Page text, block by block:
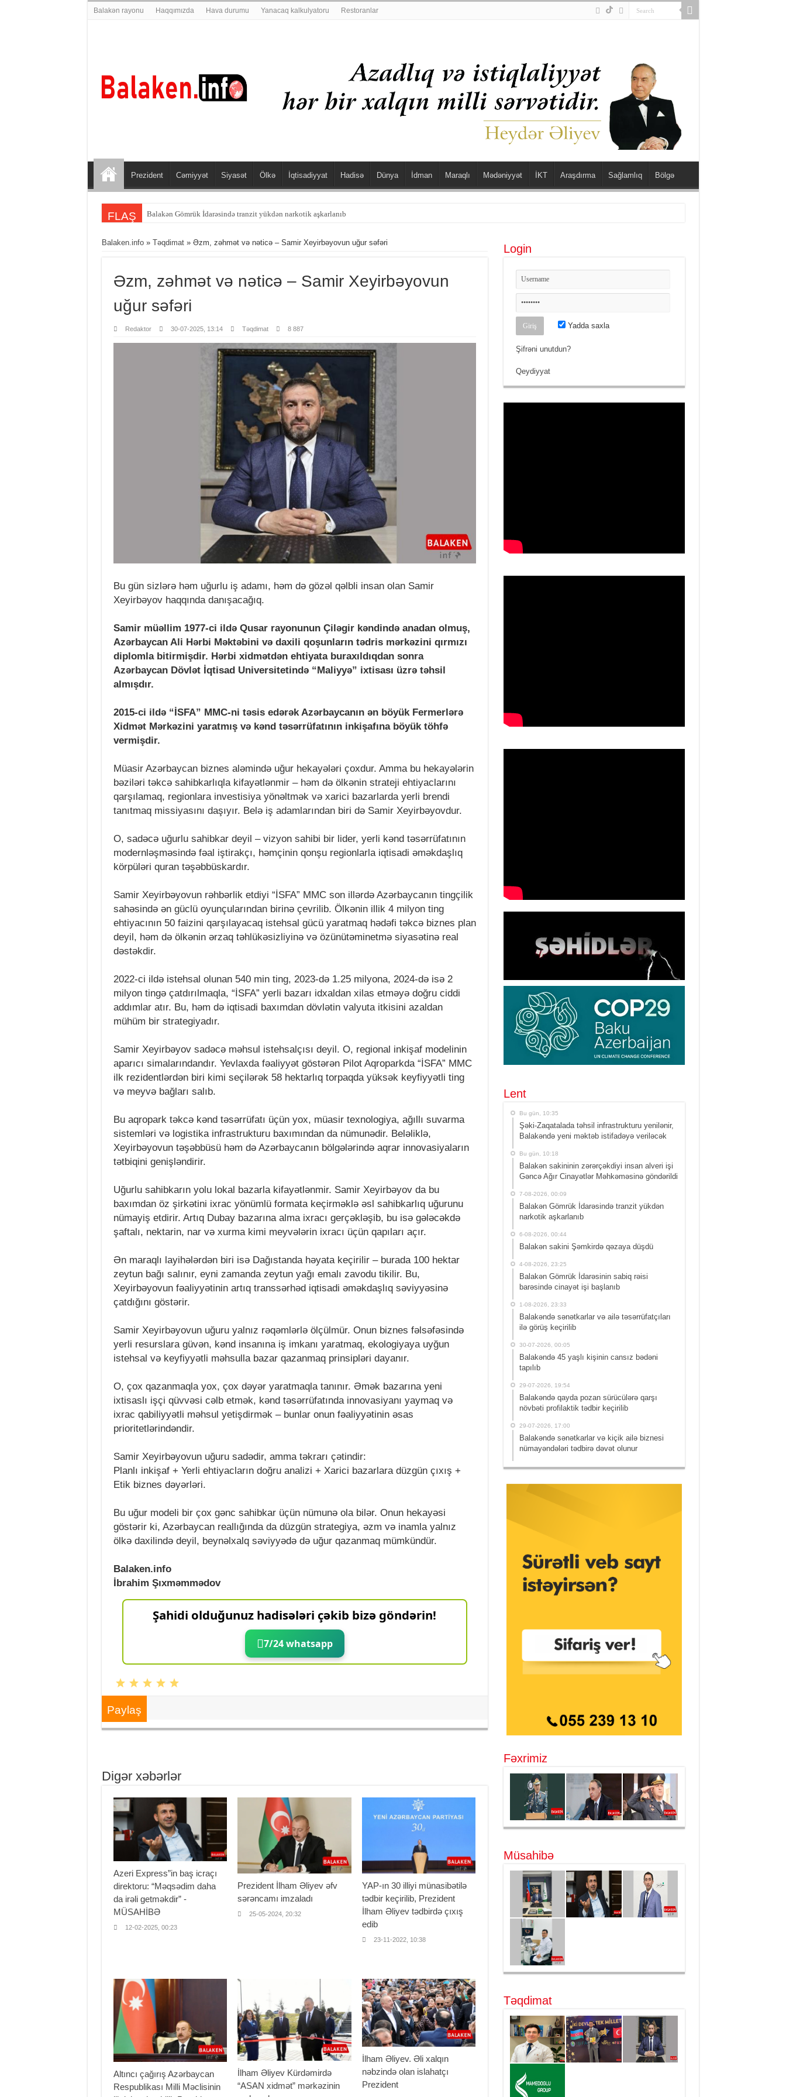
Balakən rayonu Haqqımızda Hava durumu Yanacaq kalkulyatoru Restoranlar
Prezident Cəmiyyət Siyasət Ölkə İqtisadiyyat Hadisə Dünya İdman Maraqlı Mədəniyyət İKT Araşdırma Sağlamlıq Bölgə
FLAŞ Balakən sakini Şəmkirdə qəzaya düşdü
Balaken.info» Təqdimat» Əzm, zəhmət və nəticə – Samir Xeyirbəyovun uğur səfəri
Əzm, zəhmət və nəticə – Samir Xeyirbəyovun
uğur səfəri
Redaktor 30-07-2025, 13:14 Təqdimat 8 887
Bu gün sizlərə həm uğurlu iş adamı, həm də gözəl qəlbli insan olan Samir
Xeyirbəyov haqqında danışacağıq.
Samir müəllim 1977-ci ildə Qusar rayonunun Çiləgir kəndində anadan olmuş,
Azərbaycan Ali Hərbi Məktəbini və daxili qoşunların tədris mərkəzini qırmızı
diplomla bitirmişdir. Hərbi xidmətdən ehtiyata buraxıldıqdan sonra
Azərbaycan Dövlət İqtisad Universitetində “Maliyyə” ixtisası üzrə təhsil
almışdır.
2015-ci ildə “İSFA” MMC-ni təsis edərək Azərbaycanın ən böyük Fermerlərə
Xidmət Mərkəzini yaratmış və kənd təsərrüfatının inkişafına böyük töhfə
vermişdir.
Müasir Azərbaycan biznes aləmində uğur hekayələri çoxdur. Amma bu hekayələrin
bəziləri təkcə sahibkarlıqla kifayətlənmir – həm də ölkənin strateji ehtiyaclarını
qarşılamaq, regionlara investisiya yönəltmək və xarici bazarlarda yerli brendi
tanıtmaq missiyasını daşıyır. Belə iş adamlarından biri də Samir Xeyirbəyovdur.
O, sadəcə uğurlu sahibkar deyil – vizyon sahibi bir lider, yerli kənd təsərrüfatının
modernləşməsində fəal iştirakçı, həmçinin qonşu regionlarla iqtisadi əməkdaşlıq
körpüləri quran təşəbbüskardır.
Samir Xeyirbəyovun rəhbərlik etdiyi “İSFA” MMC son illərdə Azərbaycanın tingçilik
sahəsində ən güclü oyunçularından birinə çevrilib. Ölkənin illik 4 milyon ting
ehtiyacının 50 faizini qarşılayacaq istehsal gücü yaratmaq hədəfi təkcə biznes plan
deyil, həm də ölkənin ərzaq təhlükəsizliyinə və özünütəminetmə siyasətinə real
dəstəkdir.
2022-ci ildə istehsal olunan 540 min ting, 2023-də 1.25 milyona, 2024-də isə 2
milyon tingə çatdırılmaqla, “İSFA” yerli bazarı idxaldan xilas etməyə doğru ciddi
addımlar atır. Bu, həm də iqtisadi baxımdan dövlətin valyuta itkisini azaldan
mühüm bir strategiyadır.
Samir Xeyirbəyov sadəcə məhsul istehsalçısı deyil. O, regional inkişaf modelinin
aparıcı simalarındandır. Yevlaxda fəaliyyət göstərən Pilot Aqroparkda “İSFA” MMC
ilk rezidentlərdən biri kimi seçilərək 58 hektarlıq torpaqda yüksək keyfiyyətli ting
və meyvə bağları salıb.
Bu aqropark təkcə kənd təsərrüfatı üçün yox, müasir texnologiya, ağıllı suvarma
sistemləri və logistika infrastrukturu baxımından da nümunədir. Beləliklə,
Xeyirbəyovun təşəbbüsü həm də Azərbaycanın bölgələrində aqrar innovasiyaların
tətbiqini genişləndirir.
Uğurlu sahibkarın yolu lokal bazarla kifayətlənmir. Samir Xeyirbəyov da bu
baxımdan öz şirkətini ixrac yönümlü formata keçirməklə əsl sahibkarlıq uğurunu
nümayiş etdirir. Artıq Dubay bazarına alma ixracı gerçəkləşib, bu isə gələcəkdə
şaftalı, nektarin, nar və xurma kimi meyvələrin ixracı üçün qapıları açır.
Ən maraqlı layihələrdən biri isə Dağıstanda həyata keçirilir – burada 100 hektar
zeytun bağı salınır, eyni zamanda zeytun yağı emalı zavodu tikilir. Bu,
Xeyirbəyovun fəaliyyətinin artıq transsərhəd iqtisadi əməkdaşlıq səviyyəsinə
çatdığını göstərir.
Samir Xeyirbəyovun uğuru yalnız rəqəmlərlə ölçülmür. Onun biznes fəlsəfəsində
yerli resurslara güvən, kənd insanına iş imkanı yaratmaq, ekologiyaya uyğun
istehsal və keyfiyyətli məhsulla bazar qazanmaq prinsipləri dayanır.
O, çox qazanmaqla yox, çox dəyər yaratmaqla tanınır. Əmək bazarına yeni
ixtisaslı işçi qüvvəsi cəlb etmək, kənd təsərrüfatında innovasiyanı yaymaq və
ixrac qabiliyyətli məhsul yetişdirmək – bunlar onun fəaliyyətinin əsas
prioritetlərindəndir.
Samir Xeyirbəyovun uğuru sadədir, amma təkrarı çətindir:
Planlı inkişaf + Yerli ehtiyacların doğru analizi + Xarici bazarlara düzgün çıxış +
Etik biznes dəyərləri.
Bu uğur modeli bir çox gənc sahibkar üçün nümunə ola bilər. Onun hekayəsi
göstərir ki, Azərbaycan reallığında da düzgün strategiya, əzm və inamla yalnız
ölkə daxilində deyil, beynəlxalq səviyyədə də uğur qazanmaq mümkündür.
Balaken.info
İbrahim Şıxməmmədov
Şahidi olduğunuz hadisələri çəkib bizə göndərin!
7/24 whatsapp
Paylaş
Digər xəbərlər
Azeri Express”in baş icraçı
direktoru: “Məqsədim daha
da irəli getməkdir” -
MÜSAHİBƏ
12-02-2025, 00:23
Prezident İlham Əliyev əfv
sərəncamı imzaladı
25-05-2024, 20:32
YAP-ın 30 illiyi münasibətilə
tədbir keçirilib, Prezident
İlham Əliyev tədbirdə çıxış
edib
23-11-2022, 10:38
Altıncı çağırış Azərbaycan
Respublikası Milli Məclisinin
İlham Əliyev Kürdəmirdə
“ASAN xidmət” mərkəzinin
İlham Əliyev. Əli xalqın
nəbzində olan islahatçı
Prezident
Login
Yadda saxla
Şifrəni unutdun?
Qeydiyyat
Lent
Bu gün, 10:35
Şəki-Zaqatalada təhsil infrastrukturu yenilənir,
Balakəndə yeni məktəb istifadəyə veriləcək
Bu gün, 10:18
Balakən sakininin zərərçəkdiyi insan alveri işi
Gəncə Ağır Cinayətlər Məhkəməsinə göndərildi
7-08-2026, 00:09
Balakən Gömrük İdarəsində tranzit yükdən
narkotik aşkarlanıb
6-08-2026, 00:44
Balakən sakini Şəmkirdə qəzaya düşdü
4-08-2026, 23:25
Balakən Gömrük İdarəsinin sabiq rəisi
barəsində cinayət işi başlanıb
1-08-2026, 23:33
Balakəndə sənətkarlar və ailə təsərrüfatçıları
ilə görüş keçirilib
30-07-2026, 00:05
Balakəndə 45 yaşlı kişinin cansız bədəni
tapılıb
29-07-2026, 19:54
Balakəndə qayda pozan sürücülərə qarşı
növbəti profilaktik tədbir keçirilib
29-07-2026, 17:00
Balakəndə sənətkarlar və kiçik ailə biznesi
nümayəndələri tədbirə dəvət olunur
Fəxrimiz
Müsahibə
Təqdimat